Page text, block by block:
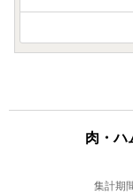
肉・ハ
集計期